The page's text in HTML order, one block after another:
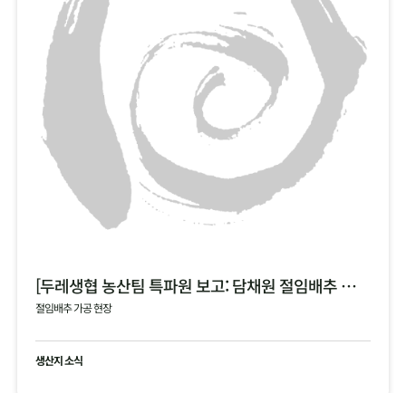
[두레생협 농산팀 특파원 보고: 담채원 절임배추 가공 현장]
절임배추 가공 현장
생산지 소식